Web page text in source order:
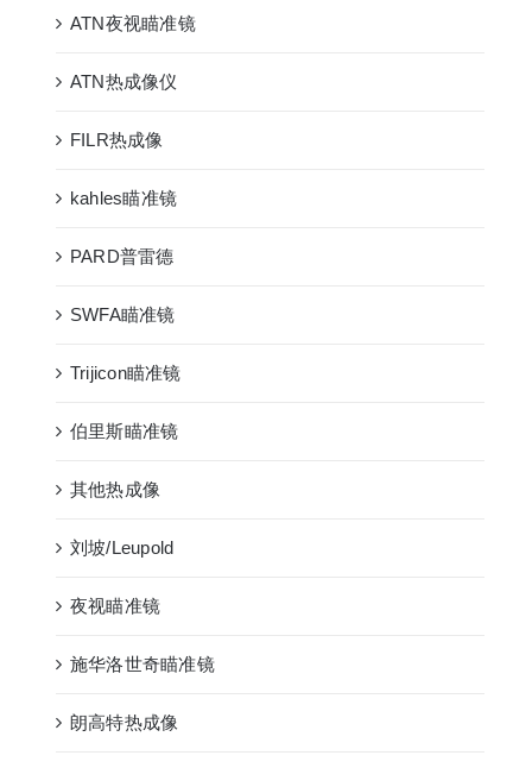
ATN夜视瞄准镜
ATN热成像仪
FILR热成像
kahles瞄准镜
PARD普雷德
SWFA瞄准镜
Trijicon瞄准镜
伯里斯瞄准镜
其他热成像
刘坡/Leupold
夜视瞄准镜
施华洛世奇瞄准镜
朗高特热成像